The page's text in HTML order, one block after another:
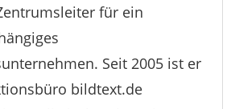
für ein
Seit 2005 ist er
bildtext.de